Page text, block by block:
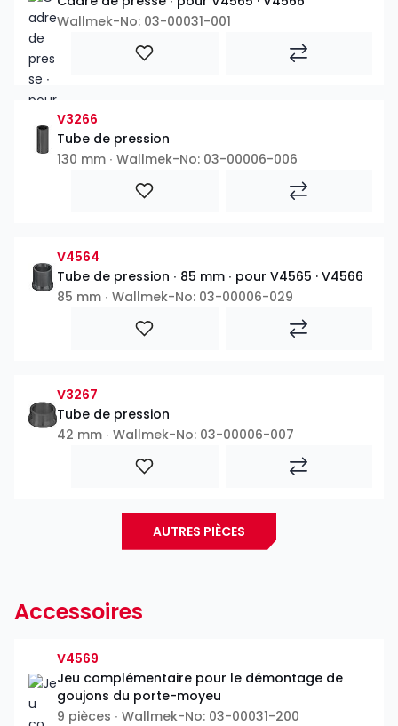
Wallmek-No: 03-00031-001
V3266
Tube de pression
130 mm ∙ Wallmek-No: 03-00006-006
V4564
Tube de pression ∙ 85 mm ∙ pour V4565 · V4566
85 mm ∙ Wallmek-No: 03-00006-029
V3267
Tube de pression
42 mm ∙ Wallmek-No: 03-00006-007
AUTRES PIÈCES
Accessoires
V4569
Jeu complémentaire pour le démontage de
goujons du porte-moyeu
9 pièces ∙ Wallmek-No: 03-00031-200